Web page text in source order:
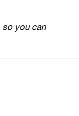
so you can